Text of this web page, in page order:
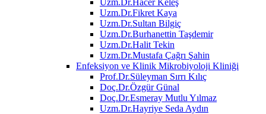
Uzm.Dr.Fikret Kaya
Uzm.Dr.Sultan Bilgiç
Uzm.Dr.Burhanettin Taşdemir
Uzm.Dr.Halit Tekin
Uzm.Dr.Mustafa Çağrı Şahin
Enfeksiyon ve Klinik Mikrobiyoloji Kliniği
Prof.Dr.Süleyman Sırrı Kılıç
Doç.Dr.Özgür Günal
Doç.Dr.Esmeray Mutlu Yılmaz
Uzm.Dr.Hayriye Seda Aydın